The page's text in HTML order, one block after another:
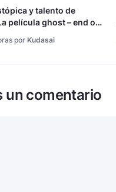
y talento de
película ghost – end of
por Kudasai
un comentario